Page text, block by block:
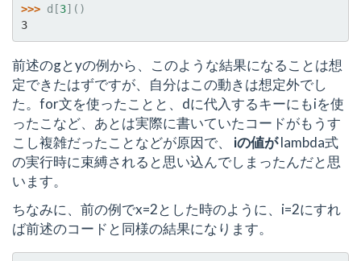
>>> d [3]()
3
前述のgとyの例から、このような結果になることは想
定できたはずですが、自分はこの動きは想定外でし
た。for文を使ったことと、dに代入するキーにもiを使
ったこなど、あとは実際に書いていたコードがもうす
こし複雑だったことなどが原因で、 iの値がlambda式
の実行時に束縛されると思い込んでしまったんだと思
います。
ちなみに、前の例でx=2とした時のように、i=2にすれ
ば前述のコードと同様の結果になります。